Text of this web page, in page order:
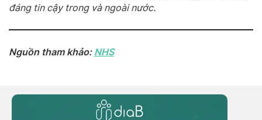
đáng tin cậy trong và ngoài nước.
Nguồn tham khảo: NHS